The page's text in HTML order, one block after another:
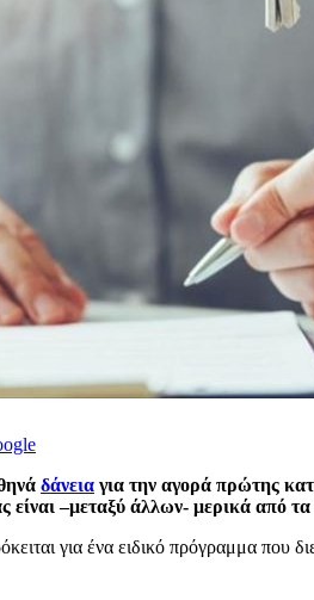
δάνεια για την αγορά πρώτης
είναι –μεταξύ άλλων- μερικά από
για ένα ειδικό πρόγραμμα που